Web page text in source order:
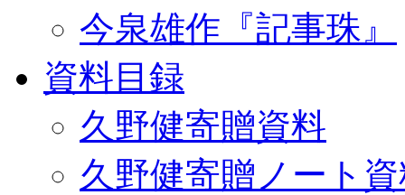
今泉雄作『記事珠』
資料目録
久野健寄贈資料
久野健寄贈ノート